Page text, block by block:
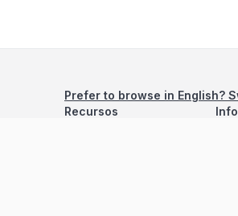
Prefer to browse in English?
Recursos